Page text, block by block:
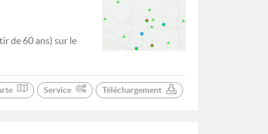
de 60 ans) sur le
Service Téléchargement